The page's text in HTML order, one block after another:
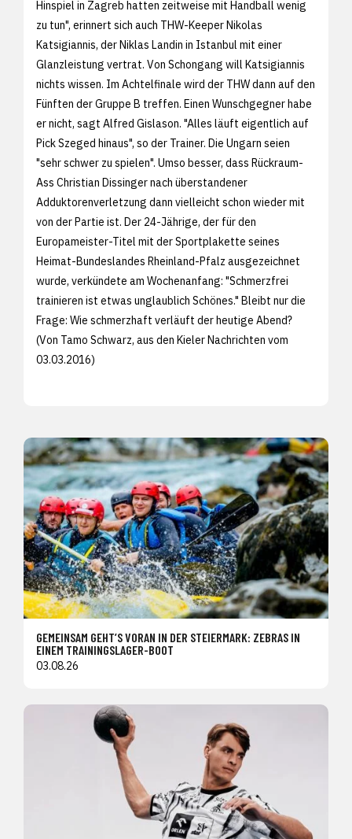
Hinspiel in Zagreb hatten zeitweise mit Handball wenig
zu tun", erinnert sich auch THW-Keeper Nikolas
Katsigiannis, der Niklas Landin in Istanbul mit einer
Glanzleistung vertrat. Von Schongang will Katsigiannis
nichts wissen. Im Achtelfinale wird der THW dann auf den
Fünften der Gruppe B treffen. Einen Wunschgegner habe
er nicht, sagt Alfred Gislason. "Alles läuft eigentlich auf
Pick Szeged hinaus", so der Trainer. Die Ungarn seien
"sehr schwer zu spielen". Umso besser, dass Rückraum-
Ass Christian Dissinger nach überstandener
Adduktorenverletzung dann vielleicht schon wieder mit
von der Partie ist. Der 24-Jährige, der für den
Europameister-Titel mit der Sportplakette seines
Heimat-Bundeslandes Rheinland-Pfalz ausgezeichnet
wurde, verkündete am Wochenanfang: "Schmerzfrei
trainieren ist etwas unglaublich Schönes." Bleibt nur die
Frage: Wie schmerzhaft verläuft der heutige Abend?
(Von Tamo Schwarz, aus den Kieler Nachrichten vom
03.03.2016)
GEMEINSAM GEHT’S VORAN IN DER STEIERMARK: ZEBRAS IN
EINEM TRAININGSLAGER-BOOT
03.08.26